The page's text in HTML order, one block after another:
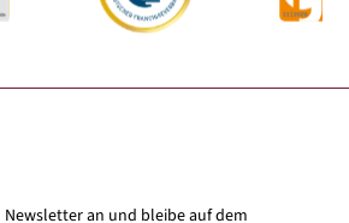
an und bleibe auf dem